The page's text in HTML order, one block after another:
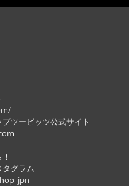
ツービッツ公式サイト
グラム